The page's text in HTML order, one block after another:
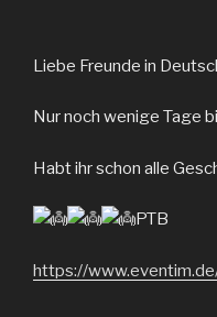
Liebe Freunde in
Nur noch wenige Tage
Habt ihr schon alle
PTB
https://